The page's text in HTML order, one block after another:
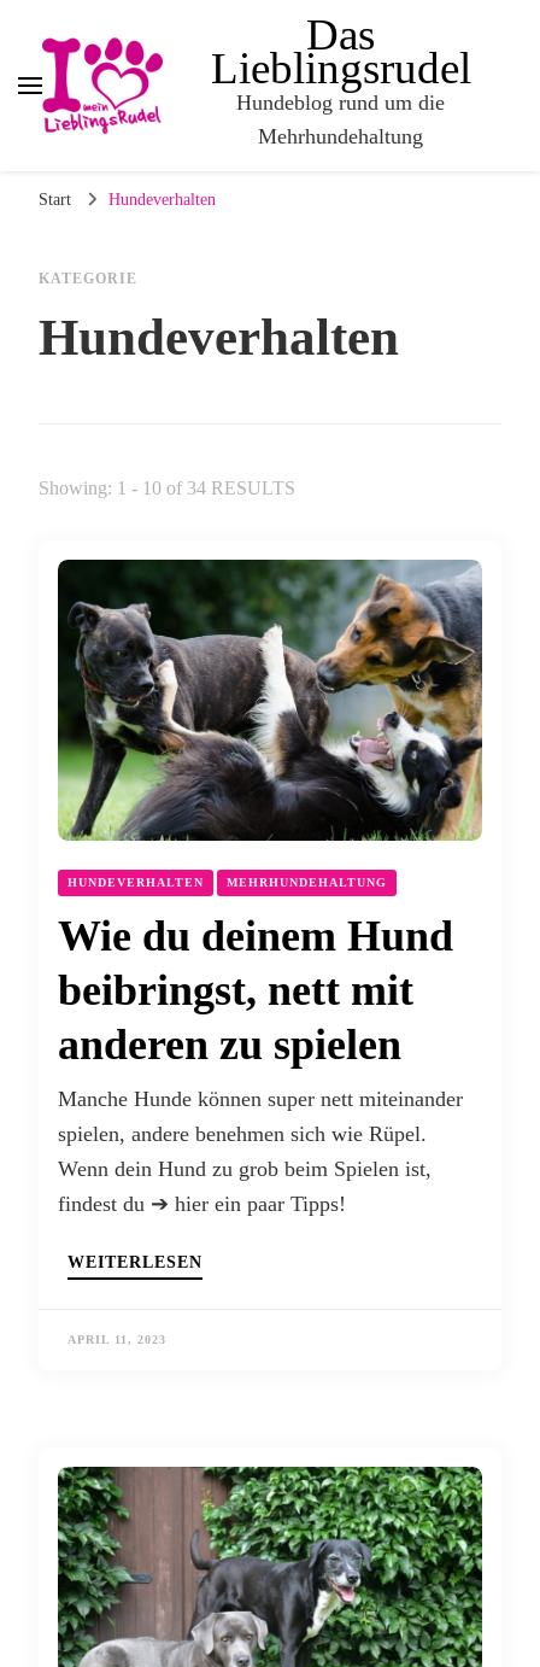
Das
Lieblingsrudel
Hundeblog rund um die
Mehrhundehaltung
Start Hundeverhalten
KATEGORIE
Hundeverhalten
Showing: 1 - 10 of 34 RESULTS
HUNDEVERHALTEN MEHRHUNDEHALTUNG
Wie du deinem Hund
beibringst, nett mit
anderen zu spielen
Manche Hunde können super nett miteinander
spielen, andere benehmen sich wie Rüpel.
Wenn dein Hund zu grob beim Spielen ist,
findest du ➔ hier ein paar Tipps!
WEITERLESEN
APRIL 11, 2023